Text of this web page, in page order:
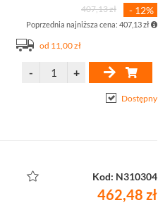
407,13 zł
- 12%
Poprzednia najniższa cena: 407,13 zł
od 11,00 zł
Dostępny
Kod: N310304
462,48 zł